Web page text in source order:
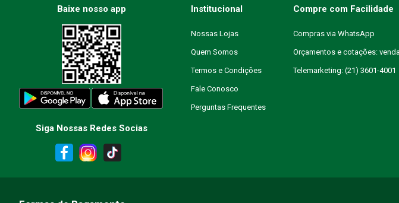
Baixe nosso app
Siga Nossas Redes Socias
Institucional
Nossas Lojas
Quem Somos
Termos e Condições
Fale Conosco
Perguntas Frequentes
Compre com Facilidade
Compras via WhatsApp
Orçamentos e cotações:
Telemarketing: (21) 3601-4001